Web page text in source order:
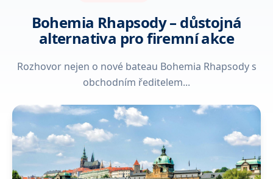
Bohemia Rhapsody – důstojná
alternativa pro firemní akce
Rozhovor nejen o nové bateau Bohemia Rhapsody s
obchodním ředitelem...